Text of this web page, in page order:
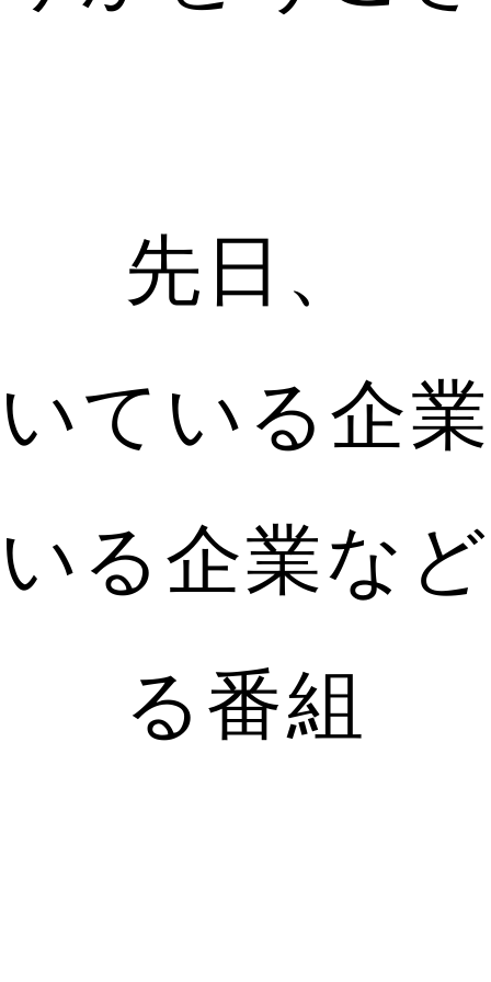
先日、
ている企
る企業な
る番組